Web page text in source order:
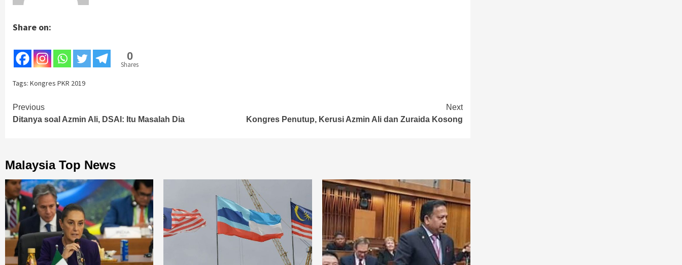
Share on:
0
Shares
Tags: Kongres PKR 2019
Previous
Ditanya soal Azmin Ali, DSAI: Itu Masalah Dia
Next
Kongres Penutup, Kerusi Azmin Ali dan Zuraida Kosong
Malaysia Top News